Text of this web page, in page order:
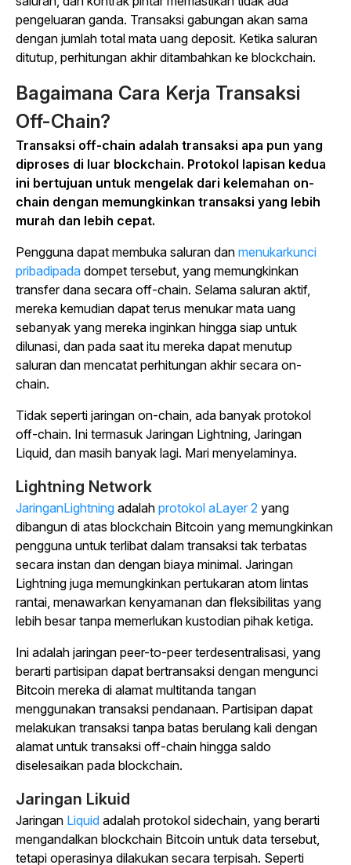
pengeluaran ganda. Transaksi gabungan akan sama
dengan jumlah total mata uang deposit. Ketika saluran
ditutup, perhitungan akhir ditambahkan ke blockchain.
Bagaimana Cara Kerja Transaksi
Off-Chain?
Transaksi off-chain adalah transaksi apa pun yang
diproses di luar blockchain. Protokol lapisan kedua
ini bertujuan untuk mengelak dari kelemahan on-
chain dengan memungkinkan transaksi yang lebih
murah dan lebih cepat.
Pengguna dapat membuka saluran dan menukarkunci
pribadipada dompet tersebut, yang memungkinkan
transfer dana secara off-chain. Selama saluran aktif,
mereka kemudian dapat terus menukar mata uang
sebanyak yang mereka inginkan hingga siap untuk
dilunasi, dan pada saat itu mereka dapat menutup
saluran dan mencatat perhitungan akhir secara on-
chain.
Tidak seperti jaringan on-chain, ada banyak protokol
off-chain. Ini termasuk Jaringan Lightning, Jaringan
Liquid, dan masih banyak lagi. Mari menyelaminya.
Lightning Network
JaringanLightning adalah protokol aLayer 2 yang
dibangun di atas blockchain Bitcoin yang memungkinkan
pengguna untuk terlibat dalam transaksi tak terbatas
secara instan dan dengan biaya minimal. Jaringan
Lightning juga memungkinkan pertukaran atom lintas
rantai, menawarkan kenyamanan dan fleksibilitas yang
lebih besar tanpa memerlukan kustodian pihak ketiga.
Ini adalah jaringan peer-to-peer terdesentralisasi, yang
berarti partisipan dapat bertransaksi dengan mengunci
Bitcoin mereka di alamat multitanda tangan
menggunakan transaksi pendanaan. Partisipan dapat
melakukan transaksi tanpa batas berulang kali dengan
alamat untuk transaksi off-chain hingga saldo
diselesaikan pada blockchain.
Jaringan Likuid
Jaringan Liquid adalah protokol sidechain, yang berarti
mengandalkan blockchain Bitcoin untuk data tersebut,
tetapi operasinya dilakukan secara terpisah. Seperti